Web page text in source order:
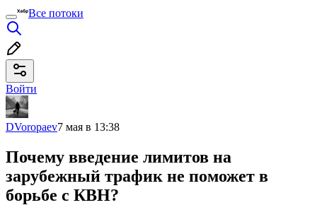
Все потоки
Войти
DVoropaev7 мая в 13:38
Почему введение лимитов на
зарубежный трафик не поможет в
борьбе с КВН?